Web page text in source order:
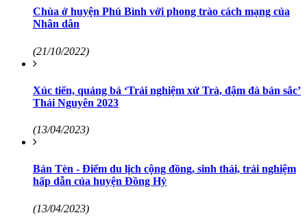
Chùa ở huyện Phú Bình với phong trào cách mạng của
Nhân dân
(21/10/2022)
Xúc tiến, quảng bá ‘Trải nghiệm xứ Trà, đậm đà bản sắc’
Thái Nguyên 2023
(13/04/2023)
Bản Tèn - Điểm du lịch cộng đồng, sinh thái, trải nghiệm
hấp dẫn của huyện Đồng Hỷ
(13/04/2023)